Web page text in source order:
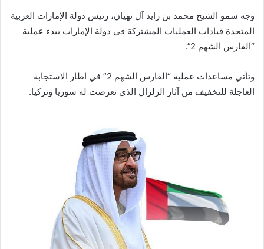
وجه سمو الشيخ محمد بن زايد آل نهيان، رئيس دولة الإمارات العربية
المتحدة قيادات العمليات المشتركة في دولة الإمارات ببدء عملية
“الفارس الشهم 2”.
وتأتي مساعدات عملية “الفارس الشهم 2” في اطار الاستجابة
العاجلة للتخفيف من آثار الزلزال الذي تعرضت له سوريا وتركيا.